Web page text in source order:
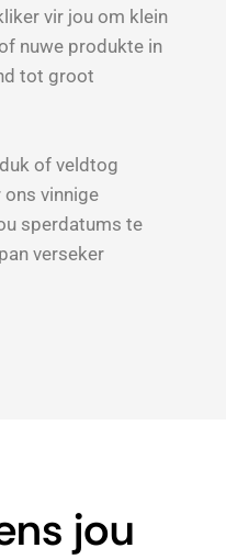
vir jou om klein
nuwe produkte in
tot groot
of veldtog
vinnige
sperdatums te
verseker
jou